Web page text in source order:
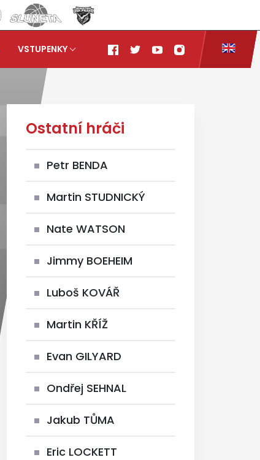
VSTUPENKY
Ostatní hráči
Petr BENDA
Martin STUDNICKÝ
Nate WATSON
Jimmy BOEHEIM
Luboš KOVÁŘ
Martin KŘÍŽ
Evan GILYARD
Ondřej SEHNAL
Jakub TŮMA
Eric LOCKETT